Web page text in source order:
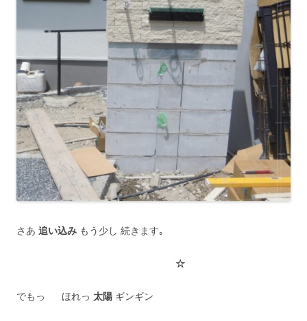
さあ 追い込み もう少し 続きます｡
☆
でもっ ほれっ 太陽 ギンギン